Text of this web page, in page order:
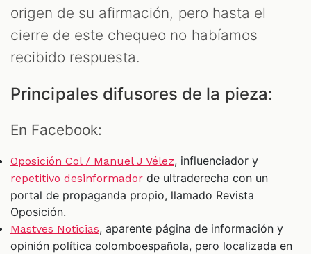
origen de su afirmación, pero hasta el
cierre de este chequeo no habíamos
recibido respuesta.
Principales difusores de la pieza:
En Facebook:
Oposición Col / Manuel J Vélez, influenciador y
repetitivo desinformador de ultraderecha con un
portal de propaganda propio, llamado Revista
Oposición.
Mastves Noticias, aparente página de información y
opinión política colomboespañola, pero localizada en